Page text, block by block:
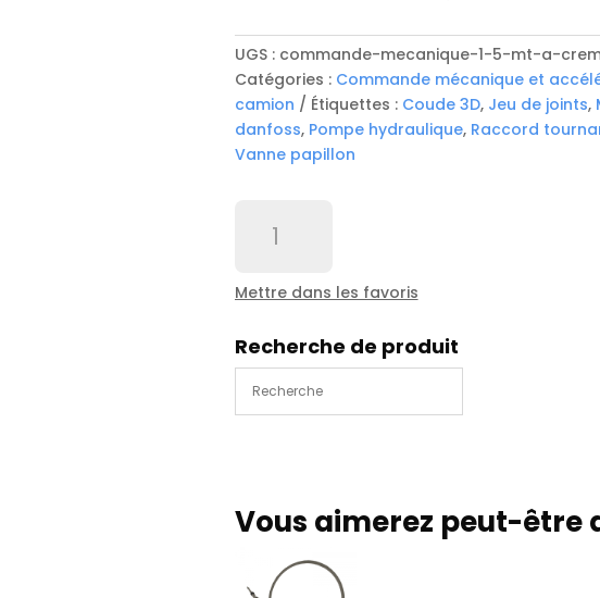
UGS : commande-mecanique-1-5-mt-a-
Catégories : Commande mécanique et
camion
Étiquettes : Coude 3D, Jeu de joints,
danfoss, Pompe hydraulique, Raccord
Vanne papillon
Mecanique
MT
a
cremaillere
PZB
Mettre dans les favoris
Recherche de produit
Vous aimerez peut-être